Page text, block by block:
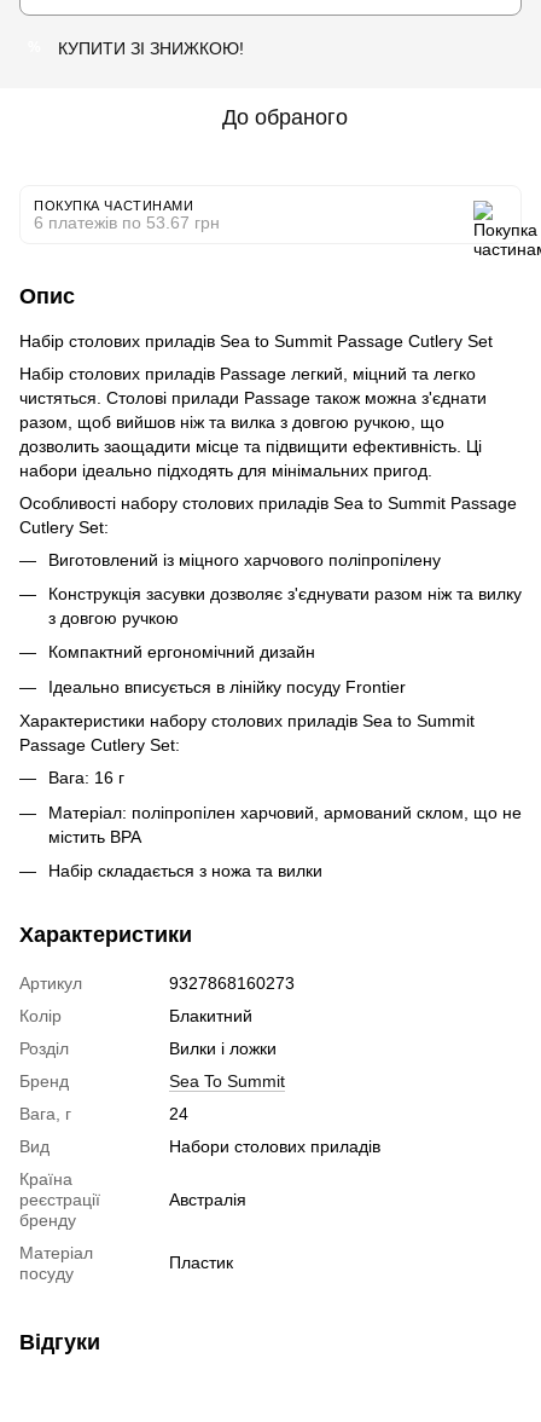
КУПИТИ ЗІ ЗНИЖКОЮ!
До обраного
ПОКУПКА ЧАСТИНАМИ
6 платежів по 53.67 грн
Опис
Набір столових приладів Sea to Summit Passage Cutlery Set
Набір столових приладів Passage легкий, міцний та легко
чистяться. Столові прилади Passage також можна з'єднати
разом, щоб вийшов ніж та вилка з довгою ручкою, що
дозволить заощадити місце та підвищити ефективність. Ці
набори ідеально підходять для мінімальних пригод.
Особливості набору столових приладів Sea to Summit Passage
Cutlery Set:
Виготовлений із міцного харчового поліпропілену
Конструкція засувки дозволяє з'єднувати разом ніж та вилку
з довгою ручкою
Компактний ергономічний дизайн
Ідеально вписується в лінійку посуду Frontier
Характеристики набору столових приладів Sea to Summit
Passage Cutlery Set:
Вага: 16 г
Матеріал: поліпропілен харчовий, армований склом, що не
містить BPA
Набір складається з ножа та вилки
Характеристики
Артикул
9327868160273
Колір
Блакитний
Розділ
Вилки і ложки
Бренд
Sea To Summit
Вага, г
24
Вид
Набори столових приладів
Країна
реєстрації
бренду
Австралія
Матеріал
посуду
Пластик
Відгуки